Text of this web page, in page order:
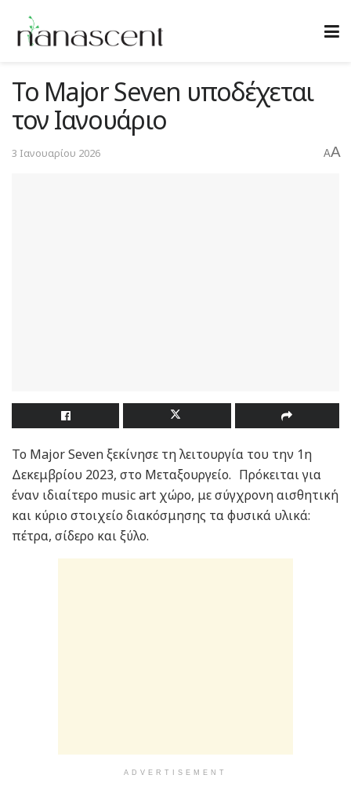
Το Major Seven υποδέχεται
τον Ιανουάριο
3 Ιανουαρίου 2026 AA
Το Μajor Seven ξεκίνησε τη λειτουργία του την 1η
Δεκεμβρίου 2023, στο Μεταξουργείο. Πρόκειται για
έναν ιδιαίτερο music art χώρο, με σύγχρονη αισθητική
και κύριο στοιχείο διακόσμησης τα φυσικά υλικά:
πέτρα, σίδερο και ξύλο.
ADVERTISEMENT